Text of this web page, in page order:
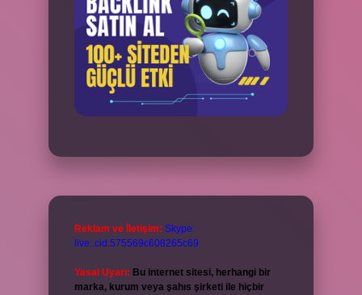
Reklam ve İletişim: Skype:
live:.cid.575569c608265c69
Yasal Uyarı: Bu internet sitesi, herhangi bir
marka, kurum veya şahıs şirketi ile hiçbir